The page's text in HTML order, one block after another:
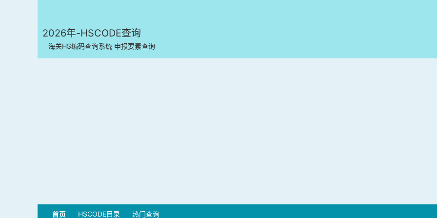
2026年-HSCODE查询
海关HS编码查询系统 申报要素查询
首页 HSCODE目录 热门查询